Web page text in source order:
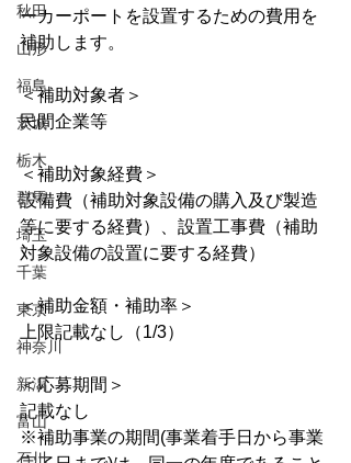
秋田
山形
福島
茨城
栃木
群馬
埼玉
千葉
東京
神奈川
新潟
富山
石川
ーカーポートを設置するための費用を
補助します。
＜補助対象者＞
民間企業等
＜補助対象経費＞
設備費（補助対象設備の購入及び製造
等に要する経費）、設置工事費（補助
対象設備の設置に要する経費）
＜補助金額・補助率＞
上限記載なし（1/3）
＜応募期間＞
記載なし
※補助事業の期間(事業着手日から事業